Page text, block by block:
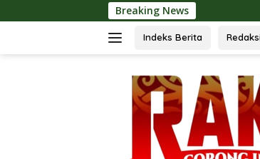
ke
Breaking News
Indeks Berita Redaksi